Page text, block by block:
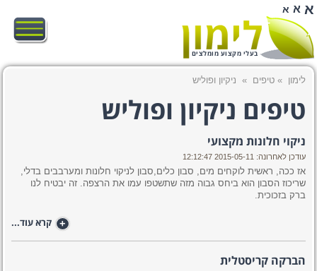
א א א
בעלי מקצוע מומלצים
לימון » טיפים » ניקיון ופוליש
טיפים ניקיון ופוליש
ניקוי חלונות מקצועי
עודכן לאחרונה: 2015-05-11 12:12:47
אז ככה, ראשית לוקחים מים, סבון כלים,סבון לניקוי חלונות ומערבבים בדלי,
שריכוז הסבון הוא ביחס גבוה מזה שתשטפו עמו את הרצפה. זה יבטיח לנו
ברק בזכוכית.
+ קרא עוד...
הברקה קריסטלית